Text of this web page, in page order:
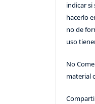
indicar si
hacerlo
no de
uso
No
material